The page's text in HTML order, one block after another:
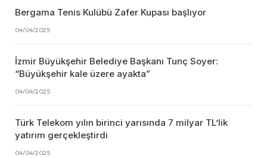
Bergama Tenis Kulübü Zafer Kupası başlıyor
04/04/2025
İzmir Büyükşehir Belediye Başkanı Tunç Soyer:
“Büyükşehir kale üzere ayakta”
04/04/2025
Türk Telekom yılın birinci yarısında 7 milyar TL’lik
yatırım gerçekleştirdi
04/04/2025